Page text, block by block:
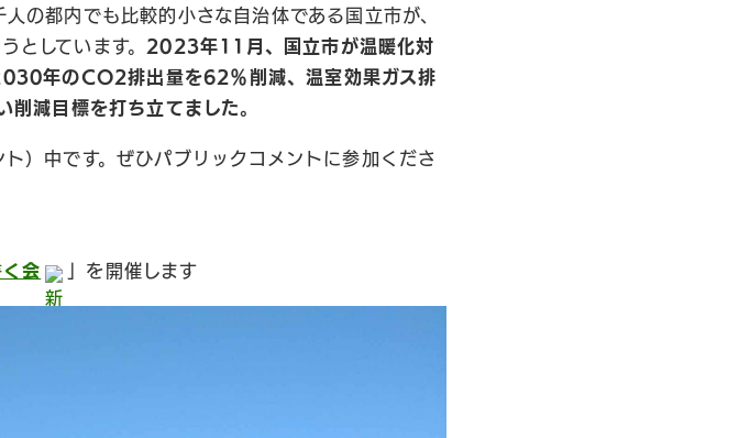
の都内でも比較的小さな自治体である国立市が、
としています。 2023年11月、国立市が温暖化対
年のCO2排出量を62％削減、温室効果ガス排
減目標を打ち立てました。
）中です。ぜひパブリックコメントに参加くださ
会 」を開催します